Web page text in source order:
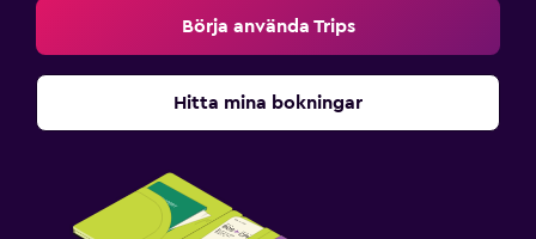
Tvättstuga
Strykservice
Tvätt-/kemtvättsservice
Torkställ för kläder
Börja använda Trips
Hitta mina bokningar